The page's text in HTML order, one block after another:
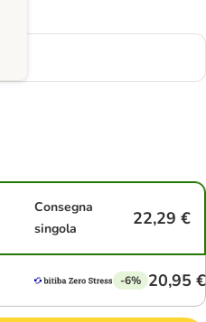
Consegna
singola
22,29 €
-6% 20,95 €